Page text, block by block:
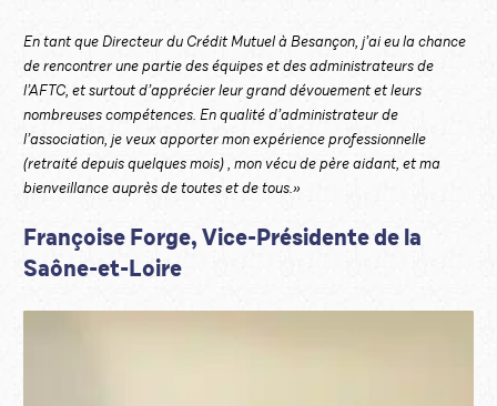
En tant que Directeur du Crédit Mutuel à Besançon, j’ai eu la chance
de rencontrer une partie des équipes et des administrateurs de
l’AFTC, et surtout d’apprécier leur grand dévouement et leurs
nombreuses compétences. En qualité d’administrateur de
l’association, je veux apporter mon expérience professionnelle
(retraité depuis quelques mois) , mon vécu de père aidant, et ma
bienveillance auprès de toutes et de tous.»
Françoise Forge, Vice-Présidente de la
Saône-et-Loire